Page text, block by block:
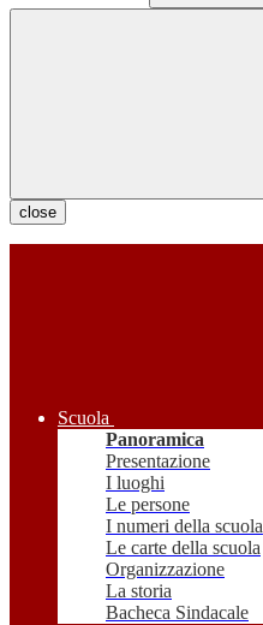
close
Scuola
Panoramica
Presentazione
I luoghi
Le persone
I numeri della scuola
Le carte della scuola
Organizzazione
La storia
Bacheca Sindacale